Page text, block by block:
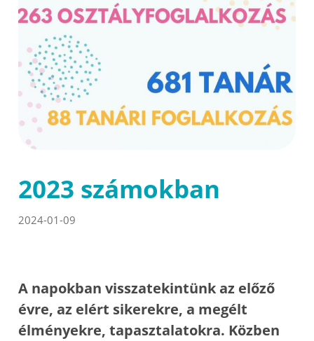
2023 számokban
2024-01-09
A napokban visszatekintünk az előző
évre, az elért sikerekre, a megélt
élményekre, tapasztalatokra. Közben